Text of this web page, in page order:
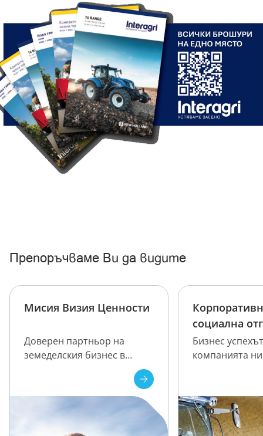
Препоръчваме Ви да видите
Мисия Визия Ценности
Доверен партньор на
земеделския бизнес в
социална
Бизнес
компанията
правим добро
общност.